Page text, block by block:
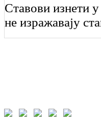
Ставови изнети
не изражавају